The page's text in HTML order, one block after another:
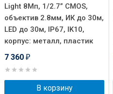
Light 8Мп, 1/2.7” CMOS,
объектив 2.8мм, ИК до 30м,
LED до 30м, IP67, IK10,
корпус: металл, пластик
7 360 ₽
В корзину